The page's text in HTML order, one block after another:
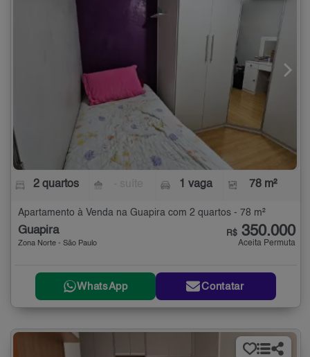
2 quartos 1 vaga 78 m²
Apartamento à Venda na Guapira com 2 quartos - 78 m²
Guapira
Zona Norte - São Paulo
R$ 350.000
Aceita Permuta
WhatsApp Contatar